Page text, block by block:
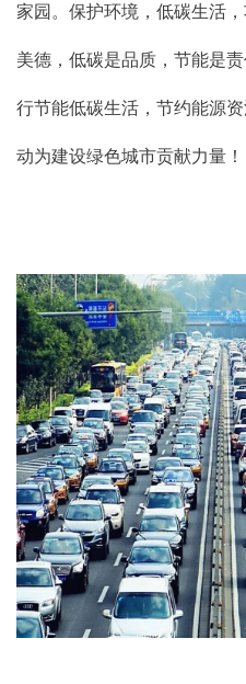
家园。保护环境，低碳生活
美德，低碳是品质，节能是
行节能低碳生活，节约能源
动为建设绿色城市贡献力量！